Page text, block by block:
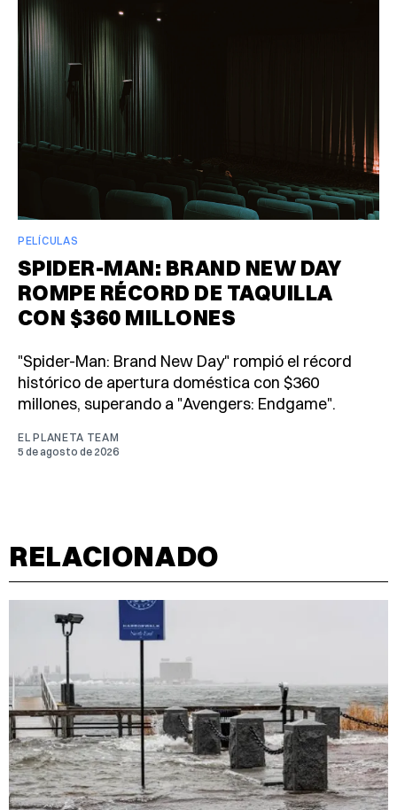
PELÍCULAS
SPIDER-MAN: BRAND NEW DAY
ROMPE RÉCORD DE TAQUILLA
CON $360 MILLONES
"Spider-Man: Brand New Day" rompió el récord
histórico de apertura doméstica con $360
millones, superando a "Avengers: Endgame".
EL PLANETA TEAM
5 de agosto de 2026
RELACIONADO